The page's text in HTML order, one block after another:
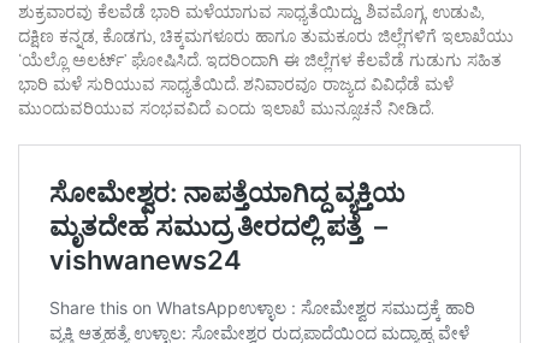
ಶುಕ್ರವಾರವು ಕೆಲವೆಡೆ ಭಾರಿ ಮಳೆಯಾಗುವ ಸಾಧ್ಯತೆಯಿದ್ದು, ಶಿವಮೊಗ್ಗ, ಉಡುಪಿ,
ದಕ್ಷಿಣ ಕನ್ನಡ, ಕೊಡಗು, ಚಿಕ್ಕಮಗಳೂರು ಹಾಗೂ ತುಮಕೂರು ಜಿಲ್ಲೆಗಳಿಗೆ ಇಲಾಖೆಯು
‘ಯೆಲ್ಲೊ ಅಲರ್ಟ್’ ಘೋಷಿಸಿದೆ. ಇದರಿಂದಾಗಿ ಈ ಜಿಲ್ಲೆಗಳ ಕೆಲವೆಡೆ ಗುಡುಗು ಸಹಿತ
ಭಾರಿ ಮಳೆ ಸುರಿಯುವ ಸಾಧ್ಯತೆಯಿದೆ. ಶನಿವಾರವೂ ರಾಜ್ಯದ ವಿವಿಧೆಡೆ ಮಳೆ
ಮುಂದುವರಿಯುವ ಸಂಭವವಿದೆ ಎಂದು ಇಲಾಖೆ ಮುನ್ಸೂಚನೆ ನೀಡಿದೆ.